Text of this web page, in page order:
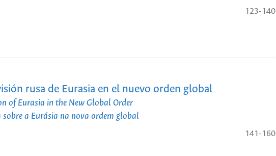
123-140
rusa de Eurasia en el nuevo orden global
of Eurasia in the New Global Order
a Eurásia na nova ordem global
141-160